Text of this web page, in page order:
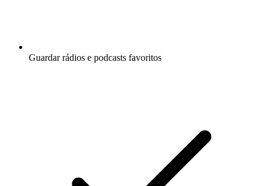
Guardar rádios e podcasts favoritos